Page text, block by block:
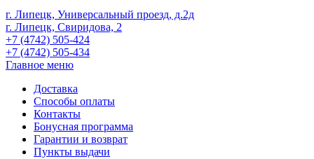
г. Липецк, Универсальный проезд, д.2д
г. Липецк, Свиридова, 2
+7 (4742) 505-424
+7 (4742) 505-434
Главное меню
Доставка
Способы оплаты
Контакты
Бонусная программа
Гарантии и возврат
Пункты выдачи